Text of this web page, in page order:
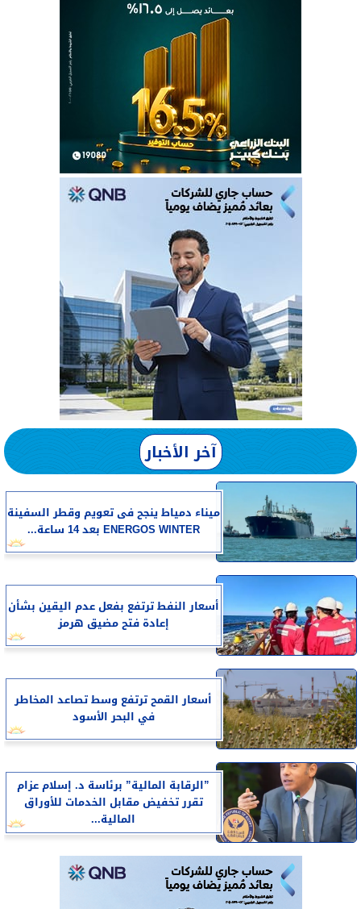
آخر الأخبار
​ميناء دمياط ينجح فى تعويم وقطر السفينة
ENERGOS WINTER بعد 14 ساعة...
أسعار النفط ترتفع بفعل عدم اليقين بشأن
إعادة فتح مضيق هرمز
أسعار القمح ترتفع وسط تصاعد المخاطر
في البحر الأسود
”الرقابة المالية” برئاسة د. إسلام عزام
تقرر تخفيض مقابل الخدمات للأوراق
المالية...